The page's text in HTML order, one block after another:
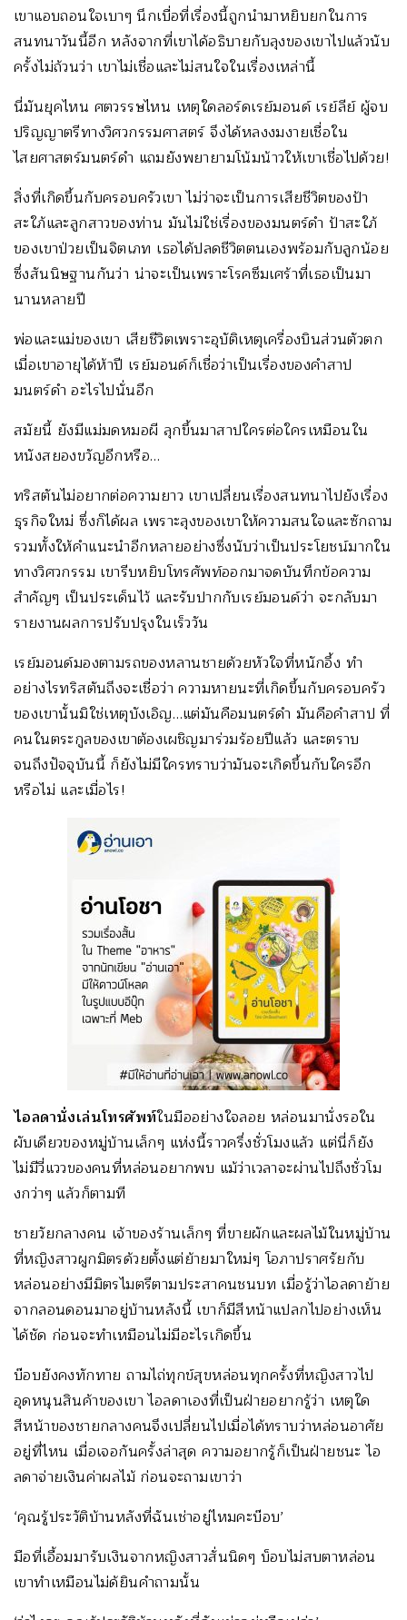
เขาแอบถอนใจเบาๆ นึกเบื่อที่เรื่องนี้ถูกนำมาหยิบยกในการ
สนทนาวันนี้อีก หลังจากที่เขาได้อธิบายกับลุงของเขาไปแล้วนับ
ครั้งไม่ถ้วนว่า เขาไม่เชื่อและไม่สนใจในเรื่องเหล่านี้
นี่มันยุคไหน ศตวรรษไหน เหตุใดลอร์ดเรย์มอนด์ เรย์ลีย์ ผู้จบ
ปริญญาตรีทางวิศวกรรมศาสตร์ จึงได้หลงงมงายเชื่อใน
ไสยศาสตร์มนตร์ดำ แถมยังพยายามโน้มน้าวให้เขาเชื่อไปด้วย!
สิ่งที่เกิดขึ้นกับครอบครัวเขา ไม่ว่าจะเป็นการเสียชีวิตของป้า
สะใภ้และลูกสาวของท่าน มันไม่ใช่เรื่องของมนตร์ดำ ป้าสะใภ้
ของเขาป่วยเป็นจิตเภท เธอได้ปลดชีวิตตนเองพร้อมกับลูกน้อย
ซึ่งสันนิษฐานกันว่า น่าจะเป็นเพราะโรคซึมเศร้าที่เธอเป็นมา
นานหลายปี
พ่อและแม่ของเขา เสียชีวิตเพราะอุบัติเหตุเครื่องบินส่วนตัวตก
เมื่อเขาอายุได้ห้าปี เรย์มอนด์ก็เชื่อว่าเป็นเรื่องของคำสาป
มนตร์ดำ อะไรไปนั่นอีก
สมัยนี้ ยังมีแม่มดหมอผี ลุกขึ้นมาสาปใครต่อใครเหมือนใน
หนังสยองขวัญอีกหรือ…
ทริสตันไม่อยากต่อความยาว เขาเปลี่ยนเรื่องสนทนาไปยังเรื่อง
ธุรกิจใหม่ ซึ่งก็ได้ผล เพราะลุงของเขาให้ความสนใจและซักถาม
รวมทั้งให้คำแนะนำอีกหลายอย่างซึ่งนับว่าเป็นประโยชน์มากใน
ทางวิศวกรรม เขารีบหยิบโทรศัพท์ออกมาจดบันทึกข้อความ
สำคัญๆ เป็นประเด็นไว้ และรับปากกับเรย์มอนด์ว่า จะกลับมา
รายงานผลการปรับปรุงในเร็ววัน
เรย์มอนด์มองตามรถของหลานชายด้วยหัวใจที่หนักอึ้ง ทำ
อย่างไรทริสตันถึงจะเชื่อว่า ความหายนะที่เกิดขึ้นกับครอบครัว
ของเขานั้นมิใช่เหตุบังเอิญ…แต่มันคือมนตร์ดำ มันคือคำสาป ที่
คนในตระกูลของเขาต้องเผชิญมาร่วมร้อยปีแล้ว และตราบ
จนถึงปัจจุบันนี้ ก็ยังไม่มีใครทราบว่ามันจะเกิดขึ้นกับใครอีก
หรือไม่ และเมื่อไร!
ไอลดานั่งเล่นโทรศัพท์ในมืออย่างใจลอย หล่อนมานั่งรอใน
ผับเดียวของหมู่บ้านเล็กๆ แห่งนี้ราวครึ่งชั่วโมงแล้ว แต่นี่ก็ยัง
ไม่มีวี่แววของคนที่หล่อนอยากพบ แม้ว่าเวลาจะผ่านไปถึงชั่วโม
งกว่าๆ แล้วก็ตามที
ชายวัยกลางคน เจ้าของร้านเล็กๆ ที่ขายผักและผลไม้ในหมู่บ้าน
ที่หญิงสาวผูกมิตรด้วยตั้งแต่ย้ายมาใหม่ๆ โอภาปราศรัยกับ
หล่อนอย่างมีมิตรไมตรีตามประสาคนชนบท เมื่อรู้ว่าไอลดาย้าย
จากลอนดอนมาอยู่บ้านหลังนี้ เขาก็มีสีหน้าแปลกไปอย่างเห็น
ได้ชัด ก่อนจะทำเหมือนไม่มีอะไรเกิดขึ้น
บ๊อบยังคงทักทาย ถามไถ่ทุกข์สุขหล่อนทุกครั้งที่หญิงสาวไป
อุดหนุนสินค้าของเขา ไอลดาเองที่เป็นฝ่ายอยากรู้ว่า เหตุใด
สีหน้าของชายกลางคนจึงเปลี่ยนไปเมื่อได้ทราบว่าหล่อนอาศัย
อยู่ที่ไหน เมื่อเจอกันครั้งล่าสุด ความอยากรู้ก็เป็นฝ่ายชนะ ไอ
ลดาจ่ายเงินค่าผลไม้ ก่อนจะถามเขาว่า
‘คุณรู้ประวัติบ้านหลังที่ฉันเช่าอยู่ไหมคะบ๊อบ’
มือที่เอื้อมมารับเงินจากหญิงสาวสั่นนิดๆ บ็อบไม่สบตาหล่อน
เขาทำเหมือนไม่ด้ยินคำถามนั้น